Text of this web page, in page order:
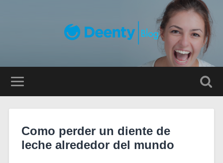
Como perder un diente de
leche alrededor del mundo